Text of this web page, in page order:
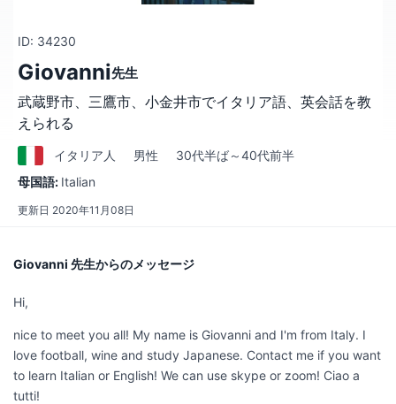
ID: 34230
Giovanni先生
武蔵野市、三鷹市、小金井市でイタリア語、英会話を教
えられる
イタリア 人 男性
30代半ば～40代前半
母国語: Italian
更新日 2020年11月08日
Giovanni 先生からのメッセージ
Hi,
nice to meet you all! My name is Giovanni and I'm from Italy. I
love football, wine and study Japanese. Contact me if you want
to learn Italian or English! We can use skype or zoom! Ciao a
tutti!